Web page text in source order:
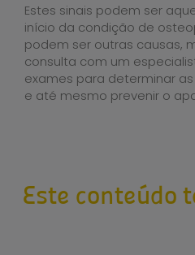
Estes sinais podem ser
início da condição de
podem ser outras causas,
consulta com um
exames para determinar
e até mesmo prevenir o
Este conteúdo